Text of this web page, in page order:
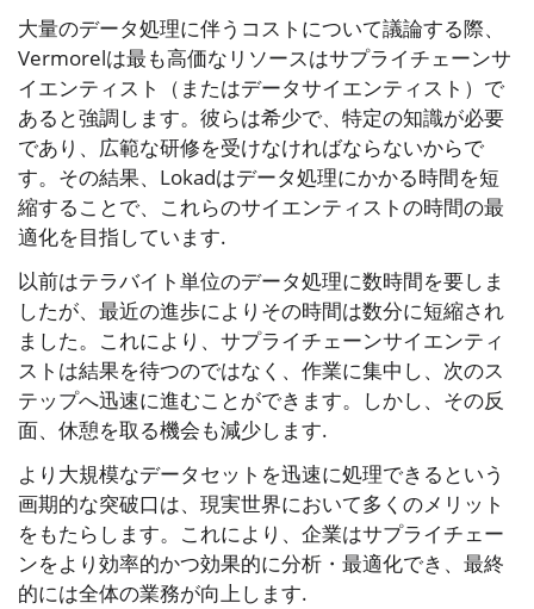
大量のデータ処理に伴うコストについて議論する際、
Vermorelは最も高価なリソースはサプライチェーンサ
イエンティスト（またはデータサイエンティスト）で
あると強調します。彼らは希少で、特定の知識が必要
であり、広範な研修を受けなければならないからで
す。その結果、Lokadはデータ処理にかかる時間を短
縮することで、これらのサイエンティストの時間の最
適化を目指しています.
以前はテラバイト単位のデータ処理に数時間を要しま
したが、最近の進歩によりその時間は数分に短縮され
ました。これにより、サプライチェーンサイエンティ
ストは結果を待つのではなく、作業に集中し、次のス
テップへ迅速に進むことができます。しかし、その反
面、休憩を取る機会も減少します.
より大規模なデータセットを迅速に処理できるという
画期的な突破口は、現実世界において多くのメリット
をもたらします。これにより、企業はサプライチェー
ンをより効率的かつ効果的に分析・最適化でき、最終
的には全体の業務が向上します.